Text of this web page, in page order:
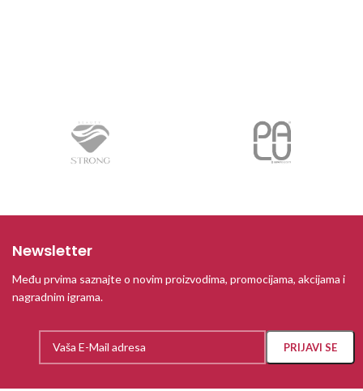
Newsletter
Među prvima saznajte o novim proizvodima, promocijama, akcijama i
nagradnim igrama.